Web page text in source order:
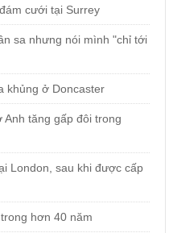
cưới tại Surrey
sa nhưng nói mình "chỉ tới
khủng ở Doncaster
tăng gấp đôi trong
London, sau khi được cấp
hơn 40 năm